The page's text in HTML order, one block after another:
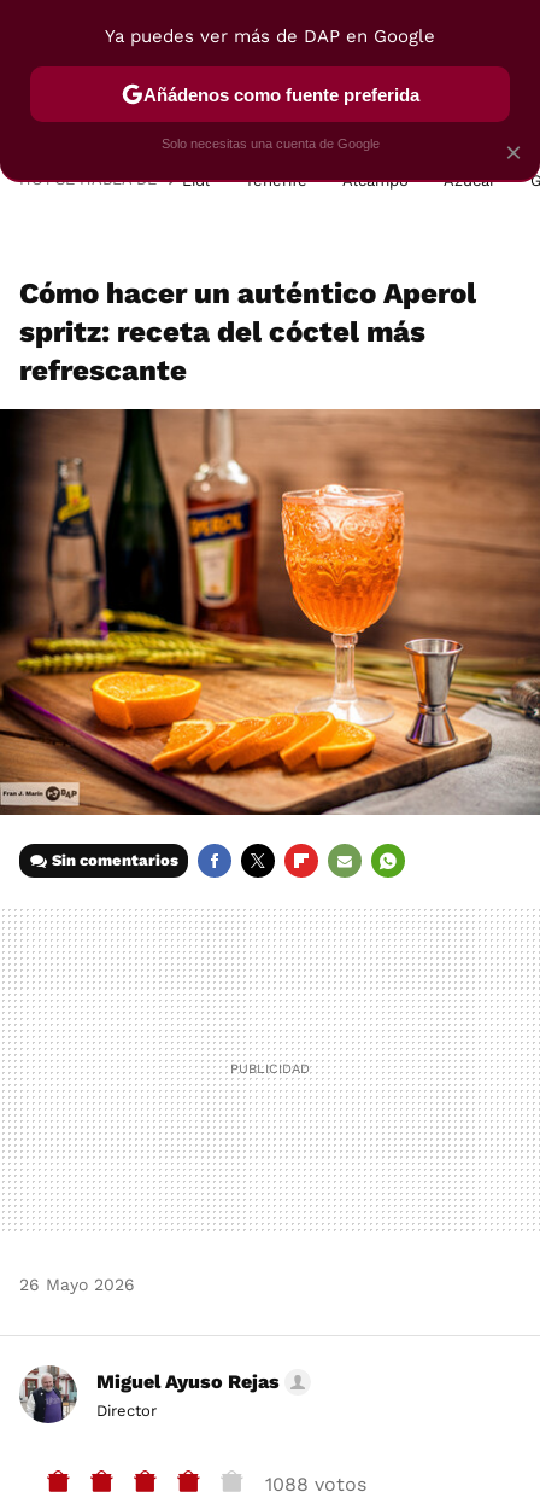
POSTRES VIAJES SELECCIÓN VEGUI
HOY SE HABLA DE Lidl Tenerife Alcampo Azúcar
Cómo hacer un auténtico Aperol
spritz: receta del cóctel más
refrescante
Sin comentarios
MAIL
26 Mayo 2026
Miguel Ayuso Rejas
Director
1088 votos
×
Ya puedes ver más de DAP en Google
Añádenos como fuente preferida
Solo necesitas una cuenta de Google